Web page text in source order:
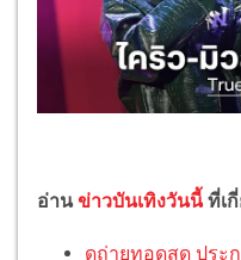
อ่านข่าวบันเทิงวันนี้ ที่เ
ดูถ่ายทอดสด ประ